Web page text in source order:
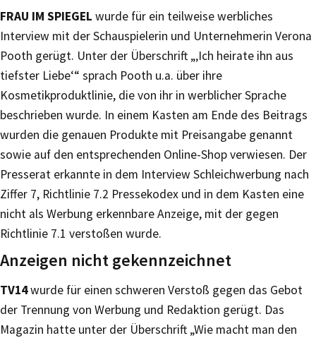
FRAU IM SPIEGEL wurde für ein teilweise werbliches
Interview mit der Schauspielerin und Unternehmerin Verona
Pooth gerügt. Unter der Überschrift „‚Ich heirate ihn aus
tiefster Liebe‘“ sprach Pooth u.a. über ihre
Kosmetikproduktlinie, die von ihr in werblicher Sprache
beschrieben wurde. In einem Kasten am Ende des Beitrags
wurden die genauen Produkte mit Preisangabe genannt
sowie auf den entsprechenden Online-Shop verwiesen. Der
Presserat erkannte in dem Interview Schleichwerbung nach
Ziffer 7, Richtlinie 7.2 Pressekodex und in dem Kasten eine
nicht als Werbung erkennbare Anzeige, mit der gegen
Richtlinie 7.1 verstoßen wurde.
Anzeigen nicht gekennzeichnet
TV14wurde für einen schweren Verstoß gegen das Gebot
der Trennung von Werbung und Redaktion gerügt. Das
Magazin hatte unter der Überschrift „Wie macht man den